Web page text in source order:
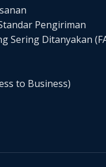
Pengiriman
Sering Ditanyakan
to Business)